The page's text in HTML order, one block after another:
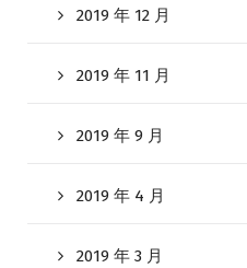
2019 年 12 月
2019 年 11 月
2019 年 9 月
2019 年 4 月
2019 年 3 月